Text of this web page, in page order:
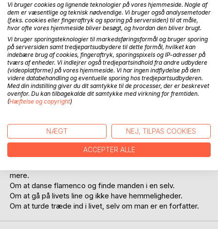
BESKRIVELSE
Ni noveller om kærlighed og venskab.
Om at bytte roller i et kærlighedsforhold, hvor Amager og
Vedbæk er to forskellige verdener.
Om at få et kys, når hun er uopnåelig, fordi hun kommer fra
Om at dø med værdighed et sted i Uhre, Midtjylland.
Om at elske jordbær.
Om at glemme at se på den, der elsker en, når man er travlt
optaget af at kigge stjerner.
mere.
Om at danse flamenco og finde manden i en selv.
Om at gå på livets line og ikke have hemmeligheder.
Om at turde træde ind i livet, selv om man er en forfatter.
Vi bruger cookies og lignende teknologier på vores hjemmeside. Nogle af
dem er væsentlige og teknisk nødvendige. Vi bruger også analysemetoder
(f.eks. cookies eller fingeraftryk og sporing på serversiden) til at måle,
hvor ofte vores hjemmeside bliver besøgt, og hvordan den bliver brugt.
Vi bruger sporingsteknologier til markedsføringsformål og bruger sporing
på serversiden samt tredjepartsudbydere til dette formål, hvilket kan
indebære brug af cookies, fingeraftryk, sporingspixels og IP-adresser på
tværs af enheder. Vi indlejrer også tredjepartsindhold fra andre udbydere
(videoplatforme) på vores hjemmeside. Vi har ingen indflydelse på den
videre databehandling og eventuelle sporing hos tredjepartsudbyderen.
Med din indstilling giver du dit samtykke til de processer, der er beskrevet
ovenfor. Du kan tilbagekalde dit samtykke med virkning for fremtiden.
(Hæftelse og copyright)
NÆGT NEJ, TILPAS COOKIES
ACCEPTER ALLE